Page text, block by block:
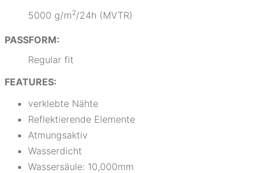
5000 g/m2/24h (MVTR)
PASSFORM:
Regular fit
FEATURES:
verklebte Nähte
Reflektierende Elemente
Atmungsaktiv
Wasserdicht
Wassersäule: 10,000mm